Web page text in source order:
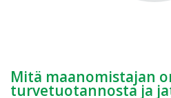
Mitä maanomistajan
turvetuotannosta ja